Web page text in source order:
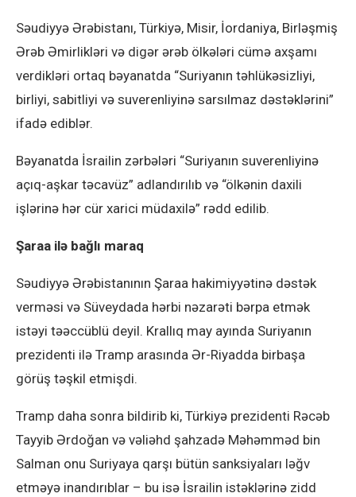
Səudiyyə Ərəbistanı, Türkiyə, Misir, İordaniya, Birləşmiş
Ərəb Əmirlikləri və digər ərəb ölkələri cümə axşamı
verdikləri ortaq bəyanatda “Suriyanın təhlükəsizliyi,
birliyi, sabitliyi və suverenliyinə sarsılmaz dəstəklərini”
ifadə ediblər.
Bəyanatda İsrailin zərbələri “Suriyanın suverenliyinə
açıq-aşkar təcavüz” adlandırılıb və “ölkənin daxili
işlərinə hər cür xarici müdaxilə” rədd edilib.
Şaraa ilə bağlı maraq
Səudiyyə Ərəbistanının Şaraa hakimiyyətinə dəstək
verməsi və Süveydada hərbi nəzarəti bərpa etmək
istəyi təəccüblü deyil. Krallıq may ayında Suriyanın
prezidenti ilə Tramp arasında Ər-Riyadda birbaşa
görüş təşkil etmişdi.
Tramp daha sonra bildirib ki, Türkiyə prezidenti Rəcəb
Tayyib Ərdoğan və vəliəhd şahzadə Məhəmməd bin
Salman onu Suriyaya qarşı bütün sanksiyaları ləğv
etməyə inandırıblar – bu isə İsrailin istəklərinə zidd